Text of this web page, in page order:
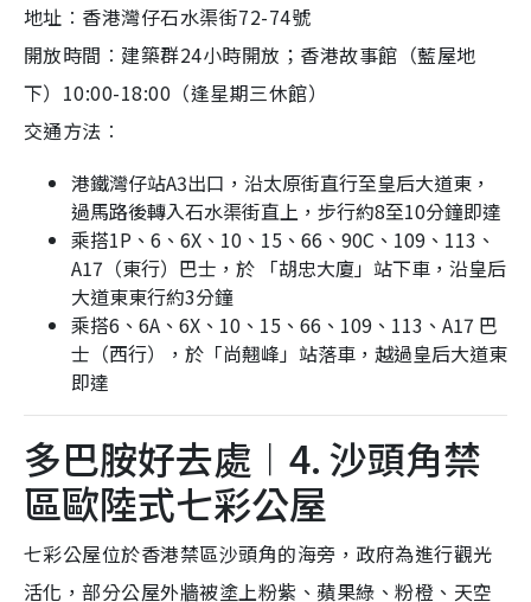
地址︰香港灣仔石水渠街72-74號
開放時間︰建築群24小時開放；香港故事館（藍屋地
下）10:00-18:00（逢星期三休館）
交通方法︰
港鐵灣仔站A3出口，沿太原街直行至皇后大道東，
過馬路後轉入石水渠街直上，步行約8至10分鐘即達
乘搭1P、6、6X、10、15、66、90C、109、113、
A17（東行）巴士，於 「胡忠大廈」站下車，沿皇后
大道東東行約3分鐘
乘搭6、6A、6X、10、15、66、109、113、A17 巴
士（西行），於「尚翹峰」站落車，越過皇后大道東
即達
多巴胺好去處︱4. 沙頭角禁
區歐陸式七彩公屋
七彩公屋位於香港禁區沙頭角的海旁，政府為進行觀光
活化，部分公屋外牆被塗上粉紫、蘋果綠、粉橙、天空